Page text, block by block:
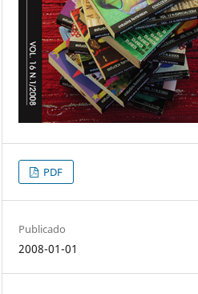
PDF
Publicado
2008-01-01